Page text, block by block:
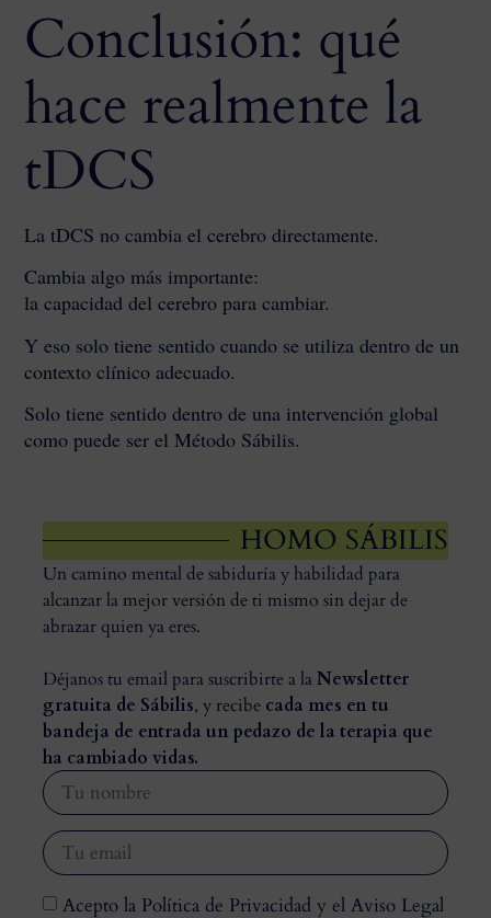
Conclusión: qué
hace realmente la
tDCS
La tDCS no cambia el cerebro directamente.
Cambia algo más importante:
la capacidad del cerebro para cambiar.
Y eso solo tiene sentido cuando se utiliza dentro de un
contexto clínico adecuado.
Solo tiene sentido dentro de una intervención global
como puede ser el Método Sábilis.
HOMO SÁBILIS
Un camino mental de sabiduría y habilidad para
alcanzar la mejor versión de ti mismo sin dejar de
abrazar quien ya eres.
Déjanos tu email para suscribirte a la Newsletter
gratuita de Sábilis, y recibe cada mes en tu
bandeja de entrada un pedazo de la terapia que
ha cambiado vidas.
Acepto la Política de Privacidad y el Aviso Legal